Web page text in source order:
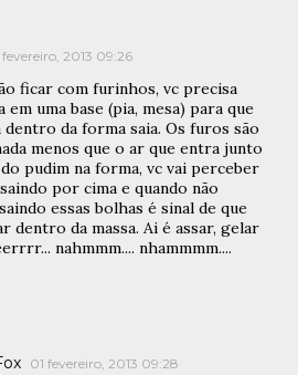
fevereiro, 2013 09:26
ficar com furinhos, vc precisa
uma base (pia, mesa) para que
dentro da forma saia. Os furos são
menos que o ar que entra junto
do pudim na forma, vc vai perceber
por cima e quando não
essas bolhas é sinal de que
dentro da massa. Ai é assar, gelar
nahmmm.... nhammmm....
01 fevereiro, 2013 09:28